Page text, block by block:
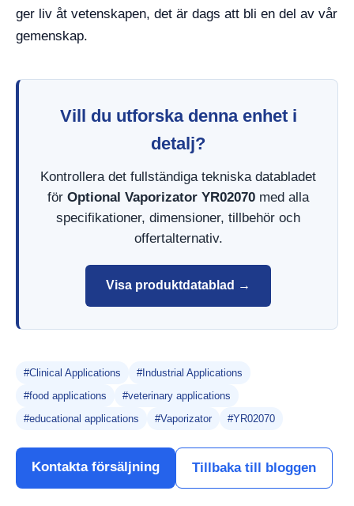
ger liv åt vetenskapen, det är dags att bli en del av vår
gemenskap.
Vill du utforska denna enhet i
detalj?
Kontrollera det fullständiga tekniska databladet
för Optional Vaporizator YR02070 med alla
specifikationer, dimensioner, tillbehör och
offertalternativ.
Visa produktdatablad →
#Clinical Applications
#Industrial Applications
#food applications
#veterinary applications
#educational applications
#Vaporizator #YR02070
Kontakta försäljning Tillbaka till bloggen